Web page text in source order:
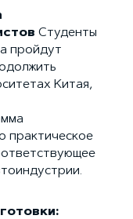
Студенты
пройдут
Китая,
практическое